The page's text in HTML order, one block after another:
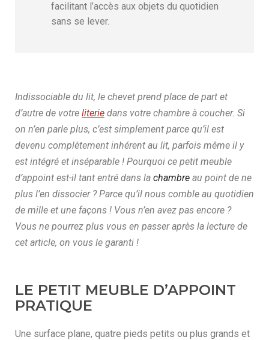
facilitant l’accès aux objets du quotidien
sans se lever.
Indissociable du lit, le chevet prend place de part et
d’autre de votre literie dans votre chambre à coucher. Si
on n’en parle plus, c’est simplement parce qu’il est
devenu complètement inhérent au lit, parfois même il y
est intégré et inséparable ! Pourquoi ce petit meuble
d’appoint est-il tant entré dans la chambre au point de ne
plus l’en dissocier ? Parce qu’il nous comble au quotidien
de mille et une façons ! Vous n’en avez pas encore ?
Vous ne pourrez plus vous en passer après la lecture de
cet article, on vous le garanti !
LE PETIT MEUBLE D’APPOINT
PRATIQUE
Une surface plane, quatre pieds petits ou plus grands et